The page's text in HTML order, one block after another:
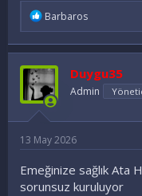
İ
d
e
l
e
r
:
Barbaros
Duygu35
Admin
13 May 2026
Emeğinize sağlık Ata
sorunsuz kuruluyor